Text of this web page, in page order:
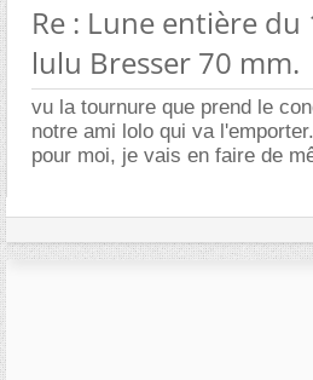
Re : Lune entière du
lulu Bresser 70 mm.
vu la tournure que prend le
notre ami lolo qui va
pour moi, je vais en faire de